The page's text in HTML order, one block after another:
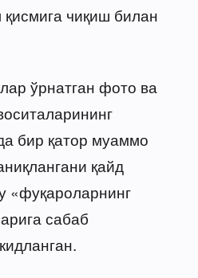
чиқиш билан
ўрнатган фото ва
бир қатор муаммо
қайд
«фуқароларнинг
сабаб